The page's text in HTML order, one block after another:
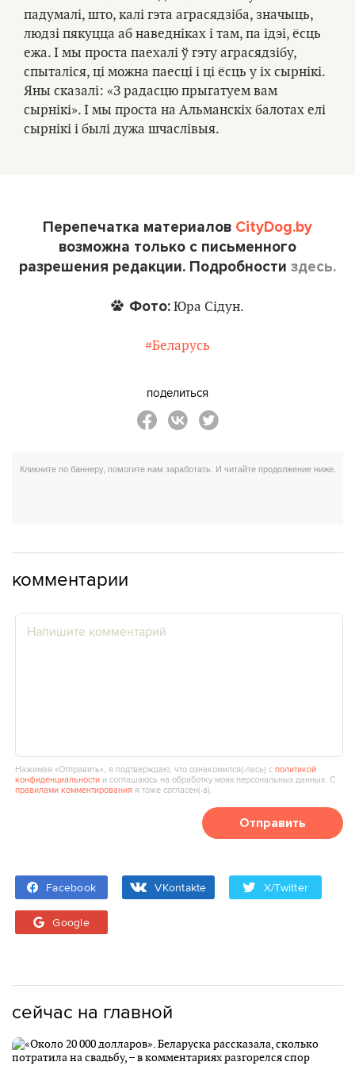
падумалі, што, калі гэта аграсядзіба, значыць,
людзі пякуцца аб наведніках і там, па ідэі, ёсць
ежа. І мы проста паехалі ў гэту аграсядзібу,
спыталіся, ці можна паесці і ці ёсць у іх сырнікі.
Яны сказалі: «З радасцю прыгатуем вам
сырнікі». І мы проста на Альманскіх балотах елі
сырнікі і былі дужа шчаслівыя.
Перепечатка материалов CityDog.by
возможна только с письменного
разрешения редакции. Подробности здесь.
Фото: Юра Сідун.
#Беларусь
поделиться
комментарии
Нажимая «Отправить», я подтверждаю, что ознакомился(‑лась) сполитикой
конфиденциальности и соглашаюсь на обработку моих персональных данных. С
правилами комментирования я тоже согласен(‑а).
Отправить
Facebook VKontakte X/Twitter
Google
сейчас на главной